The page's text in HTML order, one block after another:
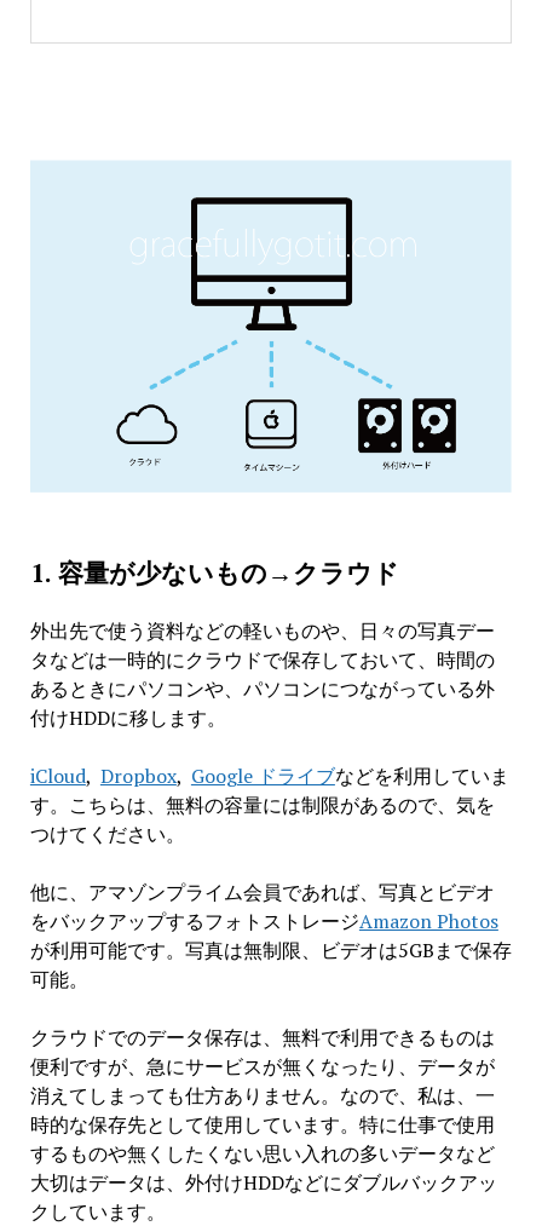
1. 容量が少ないもの→クラウド
外出先で使う資料などの軽いものや、日々の写真デー
タなどは一時的にクラウドで保存しておいて、時間の
あるときにパソコンや、パソコンにつながっている外
付けHDDに移します。
iCloud, Dropbox, Google ドライブなどを利用していま
す。こちらは、無料の容量には制限があるので、気を
つけてください。
他に、アマゾンプライム会員であれば、写真とビデオ
をバックアップするフォトストレージAmazon Photos
が利用可能です。写真は無制限、ビデオは5GBまで保存
可能。
クラウドでのデータ保存は、無料で利用できるものは
便利ですが、急にサービスが無くなったり、データが
消えてしまっても仕方ありません。なので、私は、一
時的な保存先として使用しています。特に仕事で使用
するものや無くしたくない思い入れの多いデータなど
大切はデータは、外付けHDDなどにダブルバックアッ
クしています。